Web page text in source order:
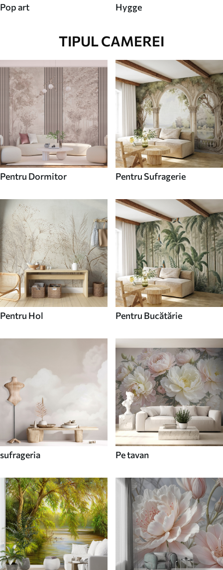
Pop art Hygge
TIPUL CAMEREI
Pentru Dormitor Pentru Sufragerie
Pentru Hol Pentru Bucătărie
sufrageria Pe tavan